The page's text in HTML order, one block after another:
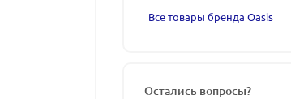
Все товары бренда Oasis
Остались вопросы?